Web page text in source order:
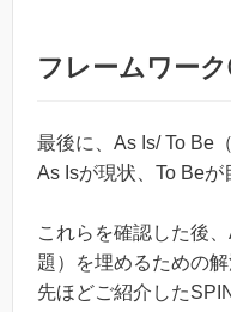
フレームワー
最後に、As Is/ To Be
As Isが現状、To Beが
これらを確認した後
題）を埋めるための解
先ほどご紹介した